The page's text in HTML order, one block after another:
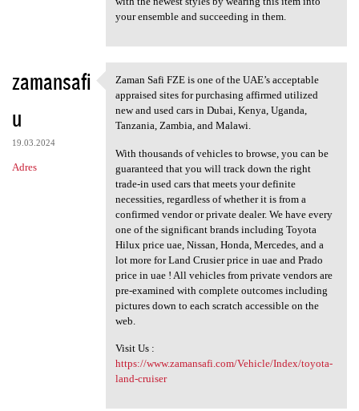
your ensemble and succeeding in them.
zamansafi
u
19.03.2024
Adres
Zaman Safi FZE is one of the
Zaman Safi FZE is one of the UAE’s acceptable
appraised sites for purchasing affirmed utilized
new and used cars in Dubai, Kenya, Uganda,
Tanzania, Zambia, and Malawi.
With thousands of vehicles to browse, you can be
guaranteed that you will track down the right
trade-in used cars that meets your definite
necessities, regardless of whether it is from a
confirmed vendor or private dealer. We have every
one of the significant brands including Toyota
Hilux price uae, Nissan, Honda, Mercedes, and a
lot more for Land Crusier price in uae and Prado
price in uae ! All vehicles from private vendors are
pre-examined with complete outcomes including
pictures down to each scratch accessible on the
web.
Visit Us :
https://www.zamansafi.com/Vehicle/Index/toyota-
land-cruiser